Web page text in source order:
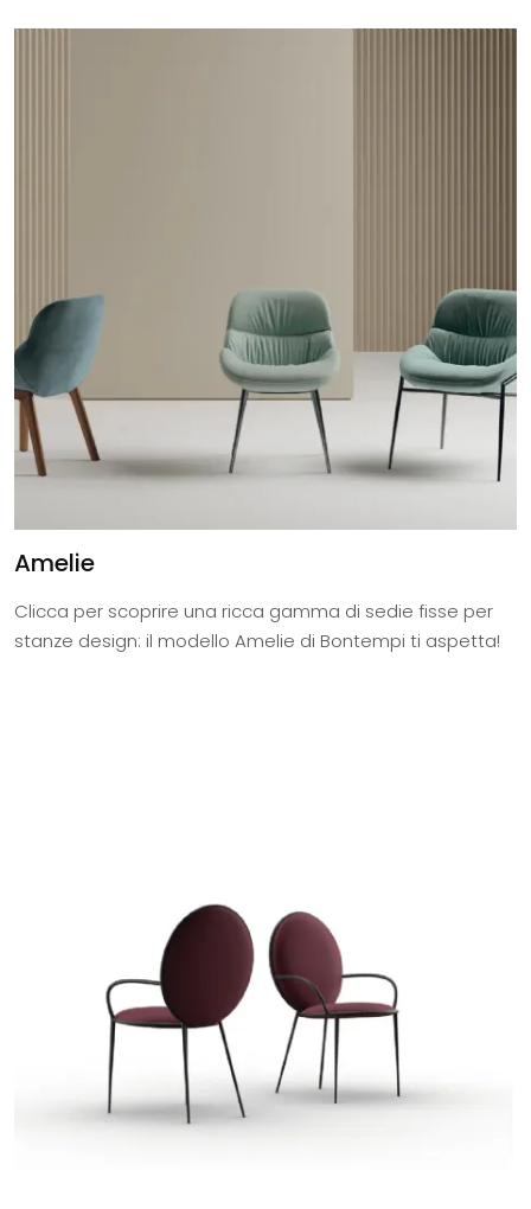
Amelie
Clicca per scoprire una ricca gamma di sedie fisse per
stanze design: il modello Amelie di Bontempi ti aspetta!